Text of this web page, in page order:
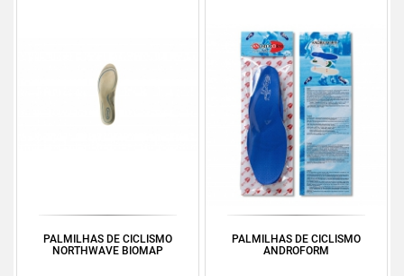
PALMILHAS DE CICLISMO
NORTHWAVE BIOMAP
PALMILHAS DE CICLISMO
ANDROFORM